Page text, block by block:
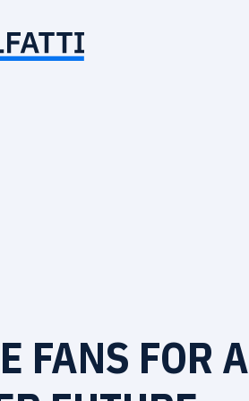
FANS FOR A